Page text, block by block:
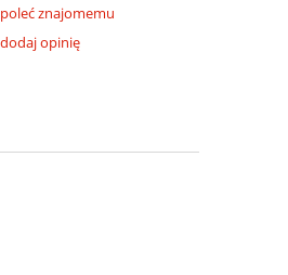
poleć znajomemu
dodaj opinię